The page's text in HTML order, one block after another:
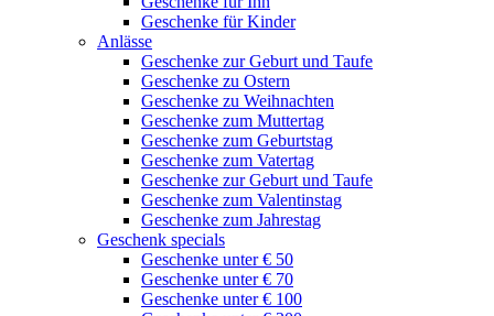
Geschenke für Kinder
Anlässe
Geschenke zur Geburt und Taufe
Geschenke zu Ostern
Geschenke zu Weihnachten
Geschenke zum Muttertag
Geschenke zum Geburtstag
Geschenke zum Vatertag
Geschenke zur Geburt und Taufe
Geschenke zum Valentinstag
Geschenke zum Jahrestag
Geschenk specials
Geschenke unter € 50
Geschenke unter € 70
Geschenke unter € 100